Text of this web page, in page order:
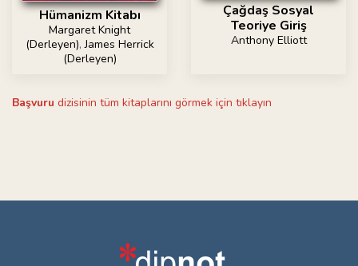
Hümanizm Kitabı
Margaret Knight
(Derleyen),James Herrick
(Derleyen)
Çağdaş Sosyal
Teoriye Giriş
Anthony Elliott
Başvuru dizisinin tüm kitaplarını görmek için tıklayın